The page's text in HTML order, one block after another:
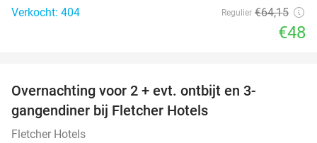
Verkocht: 404
Regulier €64,15
€48
Overnachting voor 2 + evt. ontbijt en 3-
gangendiner bij Fletcher Hotels
Fletcher Hotels